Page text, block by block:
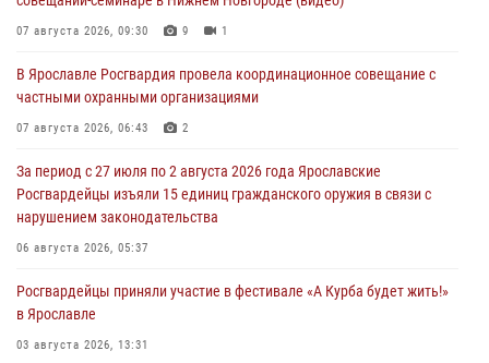
07 августа 2026, 09:30 9 1
В Ярославле Росгвардия провела координационное совещание с
частными охранными организациями
07 августа 2026, 06:43 2
За период с 27 июля по 2 августа 2026 года Ярославские
Росгвардейцы изъяли 15 единиц гражданского оружия в связи с
нарушением законодательства
06 августа 2026, 05:37
Росгвардейцы приняли участие в фестивале «А Курба будет жить!»
в Ярославле
03 августа 2026, 13:31